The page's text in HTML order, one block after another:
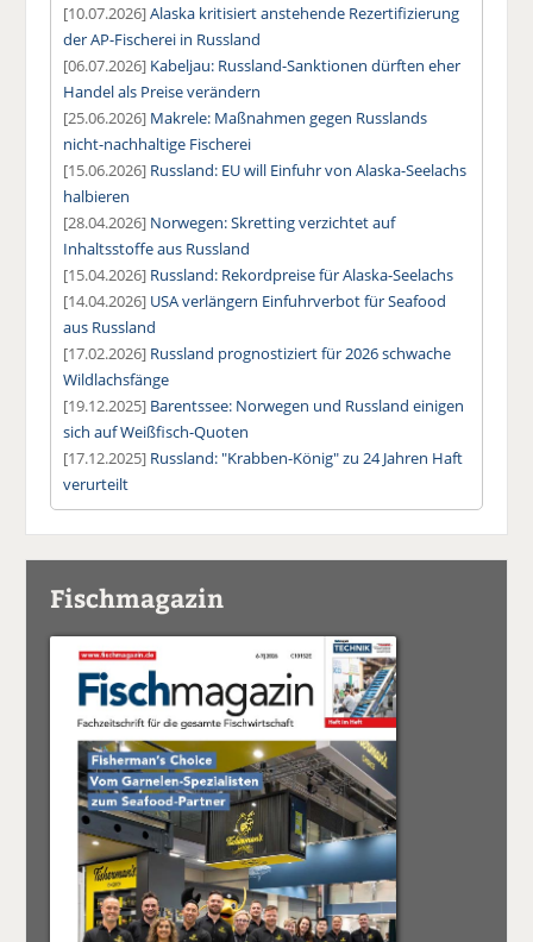
[10.07.2026]Alaska kritisiert anstehende Rezertifizierung
der AP-Fischerei in Russland
[06.07.2026] Kabeljau: Russland-Sanktionen dürften eher
Handel als Preise verändern
[25.06.2026] Makrele: Maßnahmen gegen Russlands
nicht-nachhaltige Fischerei
[15.06.2026] Russland: EU will Einfuhr von Alaska-Seelachs
halbieren
[28.04.2026] Norwegen: Skretting verzichtet auf
Inhaltsstoffe aus Russland
[15.04.2026] Russland: Rekordpreise für Alaska-Seelachs
[14.04.2026] USA verlängern Einfuhrverbot für Seafood
aus Russland
[17.02.2026] Russland prognostiziert für 2026 schwache
Wildlachsfänge
[19.12.2025] Barentssee: Norwegen und Russland einigen
sich auf Weißfisch-Quoten
[17.12.2025] Russland: "Krabben-König" zu 24 Jahren Haft
verurteilt
Fischmagazin